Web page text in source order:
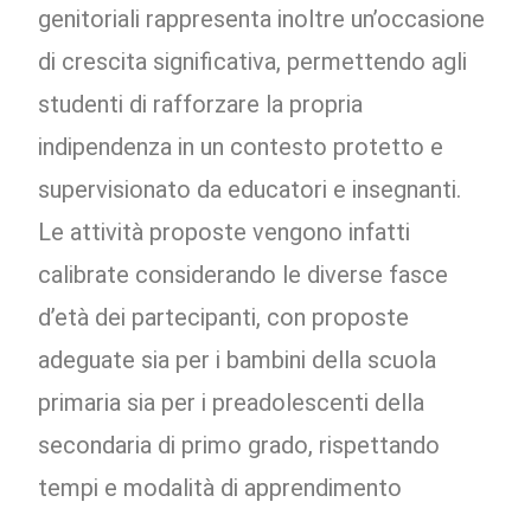
genitoriali rappresenta inoltre un’occasione
di crescita significativa, permettendo agli
studenti di rafforzare la propria
indipendenza in un contesto protetto e
supervisionato da educatori e insegnanti.
Le attività proposte vengono infatti
calibrate considerando le diverse fasce
d’età dei partecipanti, con proposte
adeguate sia per i bambini della scuola
primaria sia per i preadolescenti della
secondaria di primo grado, rispettando
tempi e modalità di apprendimento